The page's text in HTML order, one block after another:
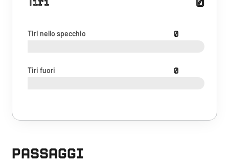
Tiri nello specchio 0
Tiri fuori 0
PASSAGGI